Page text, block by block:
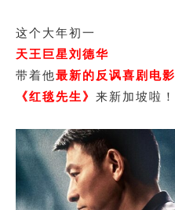
这个大年初一
天王巨星刘德华
带着他最新的反讽喜剧电影
《红毯先生》 来新加坡啦！